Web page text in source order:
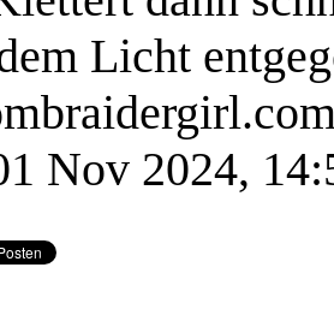
Licht
Nov 2024,